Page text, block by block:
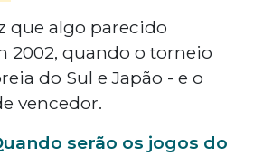
que algo parecido
2002, quando o torneio
do Sul e Japão - e o
vencedor.
serão os jogos do